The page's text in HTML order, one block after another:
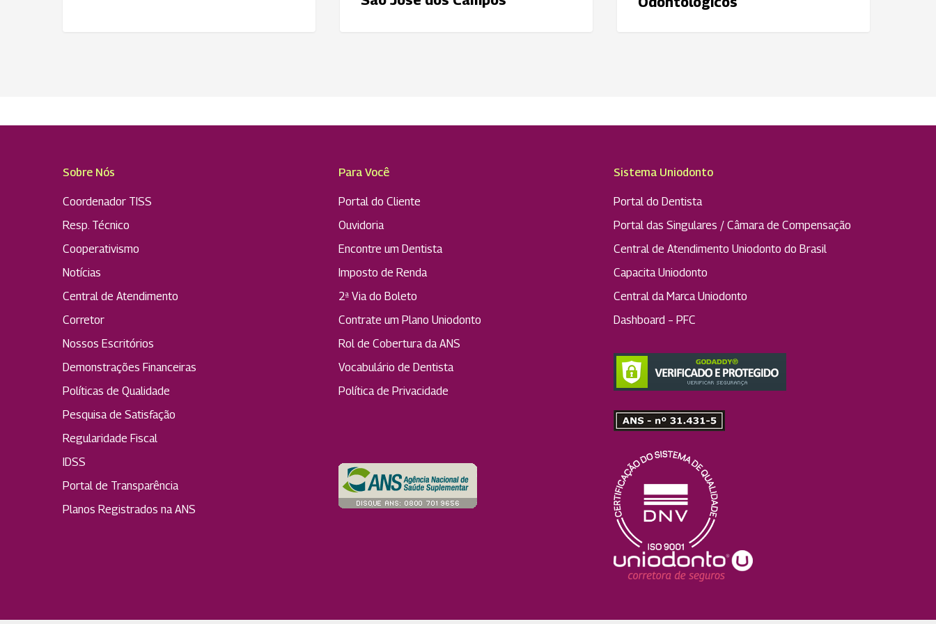
Campos
Sobre Nós
Coordenador TISS
Resp. Técnico
Cooperativismo
Notícias
Central de Atendimento
Corretor
Nossos Escritórios
Demonstrações Financeiras
Políticas de Qualidade
Pesquisa de Satisfação
Regularidade Fiscal
IDSS
Portal de Transparência
Planos Registrados na ANS
Para Você
Portal do Cliente
Ouvidoria
Encontre um Dentista
Imposto de Renda
2ª Via do Boleto
Contrate um Plano Uniodonto
Rol de Cobertura da ANS
Vocabulário de Dentista
Política de Privacidade
Sistema Uniodonto
Portal do Dentista
Portal das Singulares / Câmara de Compensação
Central de Atendimento Uniodonto do Brasil
Capacita Uniodonto
Central da Marca Uniodonto
Dashboard – PFC